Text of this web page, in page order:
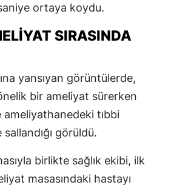
ortaya koydu.
SIRASINDA
yansıyan görüntülerde,
bir ameliyat sürerken
tıbbi
görüldü.
birlikte sağlık ekibi, ilk
masasındaki hastayı